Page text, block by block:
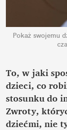
Pokaż swojemu
To, w jaki
dzieci, co
stosunku do
Zwroty,
dziećmi, nie